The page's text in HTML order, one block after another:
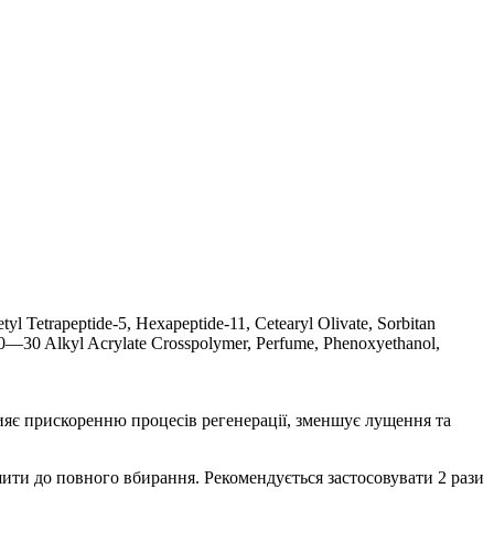
Tetrapeptide-5, Hexapeptide-11, Cetearyl Olivate, Sorbitan
Alkyl Acrylate Crosspolymer, Рerfume, Phenoxyethanol,
прискоренню процесів регенерації, зменшує лущення та
до повного вбирання. Рекомендується застосовувати 2 рази